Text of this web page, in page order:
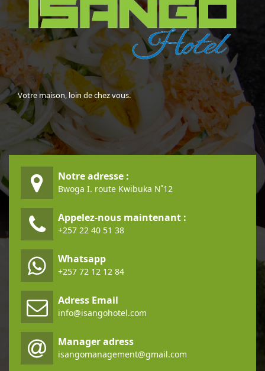
Votre maison, loin de chez vous.
Notre adresse :
Bwoga I. route Kwibuka N˚12
Appelez-nous maintenant :
+257 22 40 51 38
Whatsapp
+257 72 12 12 84
Adress Email
info@isangohotel.com
Manager adress
isangomanagement@gmail.com